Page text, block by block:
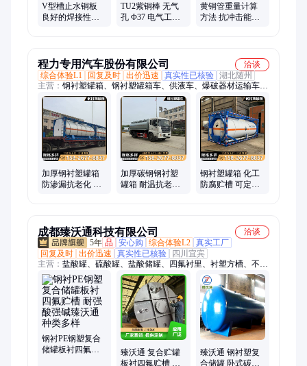
V型槽止水铜板
良好的焊接性
TU2紫铜棒 无气
孔 Φ37 电气工业
黄铜管重量计算
方法 抗冲击能力
程力专用汽车股份有限公司
洽谈
综合体验L1
回复及时 出价迅速 真实性已核验 湖北随州
主营： 钢衬塑罐箱、钢衬塑罐箱车、供液车、爆破器材运输车、
腐蚀性危险品车、危险品运输车
加厚钢衬塑罐箱
防渗漏抗老化 石
加厚碳钢钢衬塑
罐箱 耐温抗老化
钢衬塑罐箱 化工
防腐贮槽 可定制
成都臻沃通科技有限公司
洽谈
5年 品 安心购 综合体验L2 真实工厂
回复及时 出价迅速 真实性已核验
四川宜宾
主营： 盐酸罐、硫酸罐、盐酸储罐、四氟衬里、衬塑方槽、不锈
钢罐、衬ptfe、内衬四氟、衬塑储罐、防腐储罐、四氟管道、Pe
储罐、衬四氟、不锈钢储罐、四氟储罐、钢衬四氟储罐、碳钢衬
四氟、四氟防腐储罐、不锈钢衬四氟、钢衬塑储罐、钢衬pe储
罐、衬氟储罐、化工储罐、四氟内衬储罐、四氟储存罐
钢衬PE钢塑复合
储罐板衬四氟贮
臻沃通 复合贮罐
板衬四氟贮槽 滚
臻沃通 钢衬塑复
合储罐 卧式碳钢